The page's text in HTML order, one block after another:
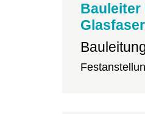
Bauleiter
Glasfaser